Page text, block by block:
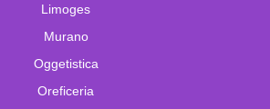
Limoges
Murano
Oggetistica
Oreficeria